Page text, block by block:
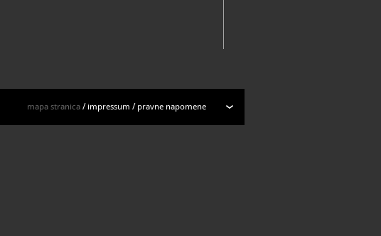
mapa stranica / impressum / pravne napomene